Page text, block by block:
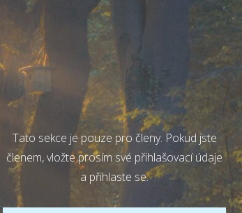
Tato sekce je pouze pro členy. Pokud jste
členem, vložte prosím své přihlašovací údaje
a přihlaste se.